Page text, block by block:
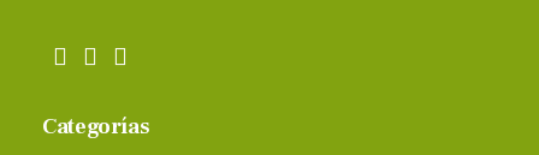
Categorías